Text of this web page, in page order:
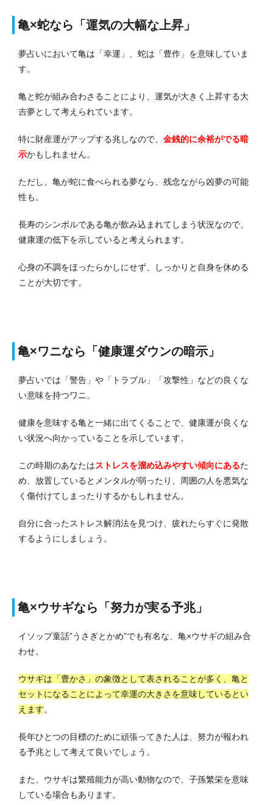
亀×蛇なら「運気の大幅な上昇」
夢占いにおいて亀は「幸運」、蛇は「豊作」を意味していま
す。
亀と蛇が組み合わさることにより、運気が大きく上昇する大
吉夢として考えられています。
特に財産運がアップする兆しなので、 金銭的に余裕がでる暗
示かもしれません。
ただし、亀が蛇に食べられる夢なら、残念ながら凶夢の可能
性も。
長寿のシンボルである亀が飲み込まれてしまう状況なので、
健康運の低下を示していると考えられます。
心身の不調をほったらかしにせず、しっかりと自身を休める
ことが大切です。
亀×ワニなら「健康運ダウンの暗示」
夢占いでは「警告」や「トラブル」「攻撃性」などの良くな
い意味を持つワニ。
健康を意味する亀と一緒に出てくることで、健康運が良くな
い状況へ向かっていることを示しています。
この時期のあなたはストレスを溜め込みやすい傾向にあるた
め、放置しているとメンタルが弱ったり、周囲の人を悪気な
く傷付けてしまったりするかもしれません。
自分に合ったストレス解消法を見つけ、疲れたらすぐに発散
するようにしましょう。
亀×ウサギなら「努力が実る予兆」
イソップ童話”うさぎとかめ”でも有名な、亀×ウサギの組み合
わせ。
ウサギは「豊かさ」の象徴として表されることが多く、亀と
セットになることによって幸運の大きさを意味しているとい
えます。
長年ひとつの目標のために頑張ってきた人は、努力が報われ
る予兆として考えて良いでしょう。
また、ウサギは繁殖能力が高い動物なので、子孫繁栄を意味
している場合もあります。